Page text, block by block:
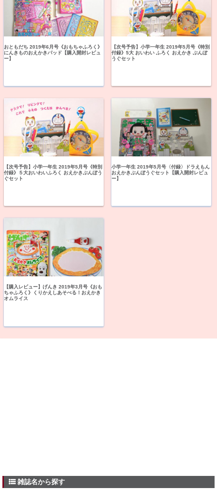
おともだち 2019年6月号《おもちゃふろく》
にんきものおえかきパッド【購入開封レビュ
ー】
【次号予告】小学一年生 2019年5月号《特別
付録》5大 おいわい ふろく おえかき ぶんぼ
うぐセット
【次号予告】小学一年生 2019年5月号《特別
付録》５大おいわいふろく おえかきぶんぼう
ぐセット
小学一年生 2019年5月号〈付録〉ドラえもん
おえかきぶんぼうぐセット【購入開封レビュ
ー】
【購入レビュー】げんき 2019年3月号《おも
ちゃふろく》くりかえしあそべる！おえかき
オムライス
雑誌名から探す